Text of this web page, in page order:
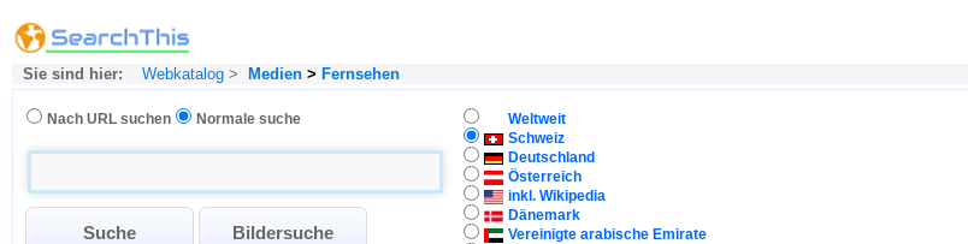
Sie sind hier: Webkatalog > Medien > Fernsehen
Nach URL suchen Normale suche
Weltweit
Schweiz
Deutschland
Österreich
inkl. Wikipedia
Dänemark
Vereinigte arabische Emirate